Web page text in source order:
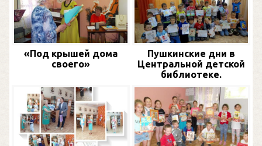
«Под крышей дома
своего»
Пушкинские дни в
Центральной детской
библиотеке.